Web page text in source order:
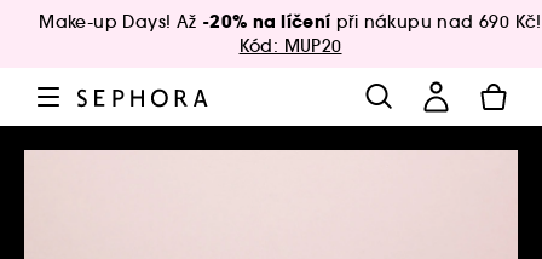
Make-up Days! Až -20% na líčení při nákupu nad 690 Kč!
Kód: MUP20